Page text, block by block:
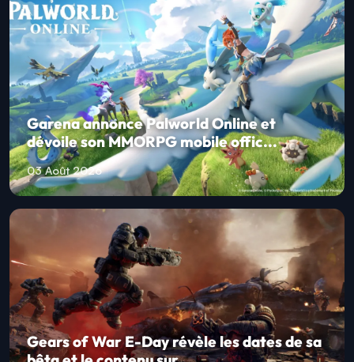
Garena annonce Palworld Online et
dévoile son MMORPG mobile offic...
03 Août 2026
Gears of War E-Day révèle les dates de sa